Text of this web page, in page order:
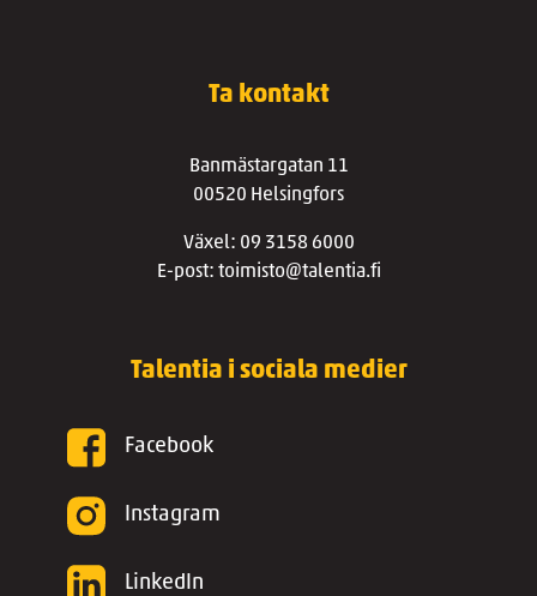
Ta kontakt
Banmästargatan 11
00520 Helsingfors
Växel: 09 3158 6000
E-post: toimisto@talentia.fi
Talentia i sociala medier
Facebook
Instagram
LinkedIn